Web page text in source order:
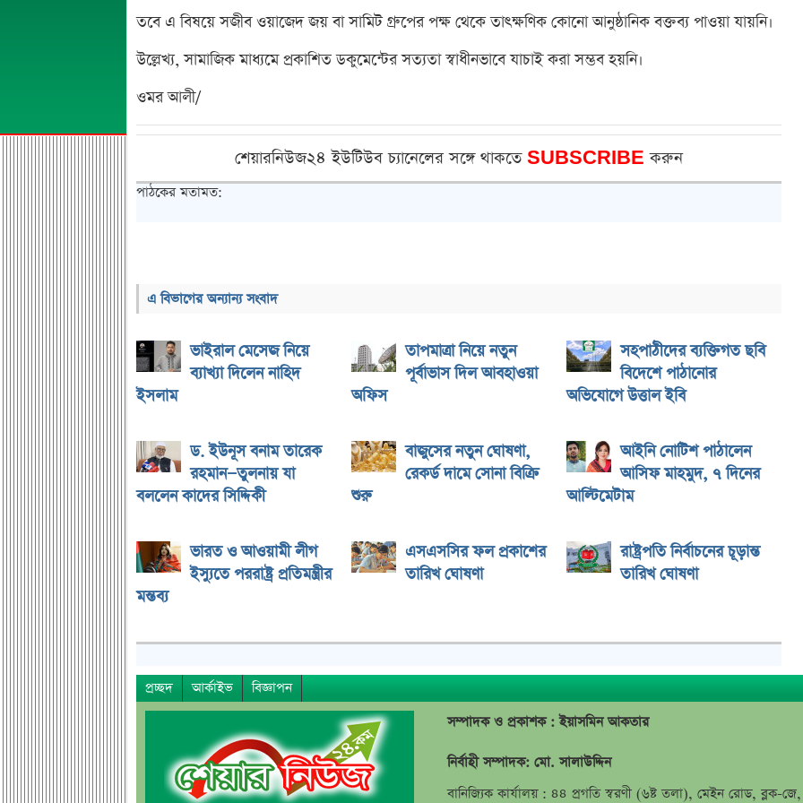
তবে এ বিষয়ে সজীব ওয়াজেদ জয় বা সামিট গ্রুপের পক্ষ থেকে তাৎক্ষণিক কোনো আনুষ্ঠানিক বক্তব্য পাওয়া যায়নি।
উল্লেখ্য, সামাজিক মাধ্যমে প্রকাশিত ডকুমেন্টের সত্যতা স্বাধীনভাবে যাচাই করা সম্ভব হয়নি।
ওমর আলী/
শেয়ারনিউজ২৪ ইউটিউব চ্যানেলের সঙ্গে থাকতে SUBSCRIBEকরুন
পাঠকের মতামত:
এ বিভাগের অন্যান্য সংবাদ
ভাইরাল মেসেজ নিয়ে
ব্যাখ্যা দিলেন নাহিদ
ইসলাম
তাপমাত্রা নিয়ে নতুন
পূর্বাভাস দিল আবহাওয়া
অফিস
সহপাঠীদের ব্যক্তিগত ছবি
বিদেশে পাঠানোর
অভিযোগে উত্তাল ইবি
ড. ইউনূস বনাম তারেক
রহমান—তুলনায় যা
বললেন কাদের সিদ্দিকী
বাজুসের নতুন ঘোষণা,
রেকর্ড দামে সোনা বিক্রি
শুরু
আইনি নোটিশ পাঠালেন
আসিফ মাহমুদ, ৭ দিনের
আল্টিমেটাম
ভারত ও আওয়ামী লীগ
ইস্যুতে পররাষ্ট্র প্রতিমন্ত্রীর
মন্তব্য
এসএসসির ফল প্রকাশের
তারিখ ঘোষণা
রাষ্ট্রপতি নির্বাচনের চূড়ান্ত
তারিখ ঘোষণা
প্রচ্ছদ আর্কাইভ
বিজ্ঞাপন
সম্পাদক ও প্রকাশক : ইয়াসমিন আকতার
নির্বাহী সম্পাদক: মো. সালাউদ্দিন
বানিজ্যিক কার্যালয় : ৪৪ প্রগতি স্বরণী (৬ষ্ট তলা), মেইন রোড, ব্লক-